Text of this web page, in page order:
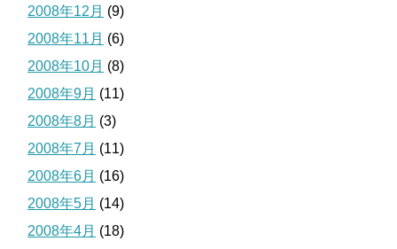
2008年12月 (9)
2008年11月 (6)
2008年10月 (8)
2008年9月 (11)
2008年8月 (3)
2008年7月 (11)
2008年6月 (16)
2008年5月 (14)
2008年4月 (18)